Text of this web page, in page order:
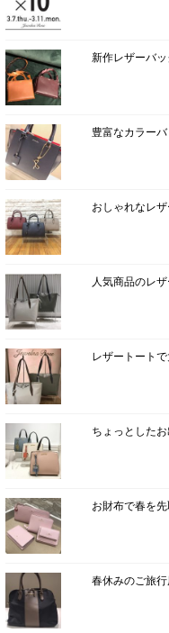
新作レザーバッ
豊富なカラー
おしゃれなレ
人気商品のレ
レザートート
ちょっとした
お財布で春を先
春休みのご旅